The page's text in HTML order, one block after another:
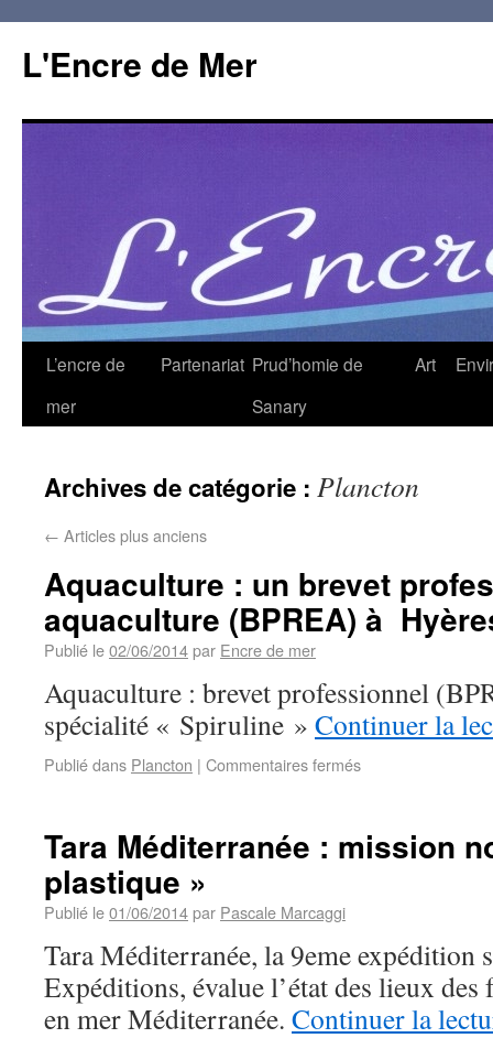
L'Encre de Mer
L’encre de
mer
Partenariat Prud’homie de
Sanary
Art
Archives de catégorie : Plancton
← Articles plus anciens
Aquaculture : un brevet
aquaculture (BPREA) à
Publié le02/06/2014par Encre de mer
Aquaculture : brevet professionnel
spécialité « Spiruline » Continuer la
Publié dans Plancton | Commentaires fermés
Tara Méditerranée : mission
plastique »
Publié le01/06/2014par Pascale Marcaggi
Tara Méditerranée, la 9eme expédition
Expéditions, évalue l’état des lieux
en mer Méditerranée. Continuer la